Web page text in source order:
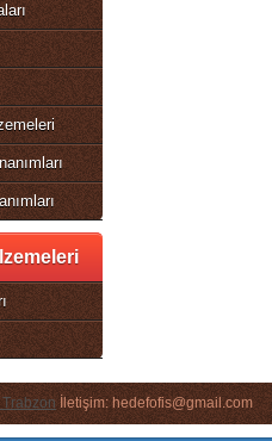
İletişim: hedefofis@gmail.com